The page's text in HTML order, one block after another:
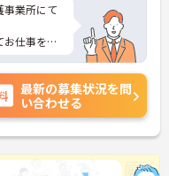
事業所にて
仕事をス
のでご家
す。
など、さら
ご相談くだ
最新の募集状況を問
い合わせる